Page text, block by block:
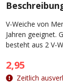
V-Weiche von
Jahren geeignet.
besteht aus 2 V-
2,95
Zeitlich